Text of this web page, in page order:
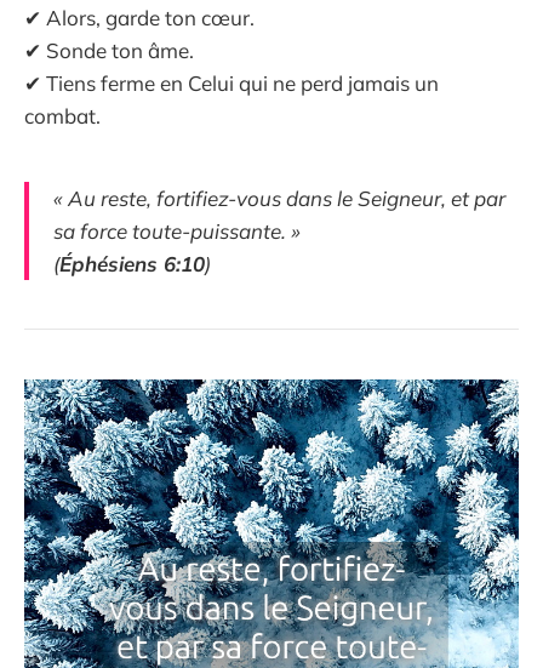
✔ Alors, garde ton cœur.
✔ Sonde ton âme.
✔ Tiens ferme en Celui qui ne perd jamais un
combat.
« Au reste, fortifiez-vous dans le Seigneur, et par
sa force toute-puissante. »
(Éphésiens 6:10)